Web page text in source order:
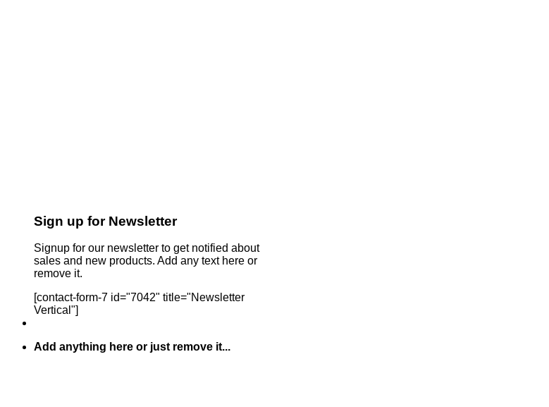
Sign up for Newsletter
Signup for our newsletter to get notified about
sales and new products. Add any text here or
remove it.
[contact-form-7 id="7042" title="Newsletter
Vertical"]
Add anything here or just remove it...